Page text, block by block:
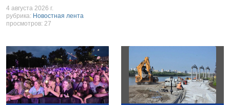
4 августа 2026 г.
рубрика: Новостная лента
просмотров: 27